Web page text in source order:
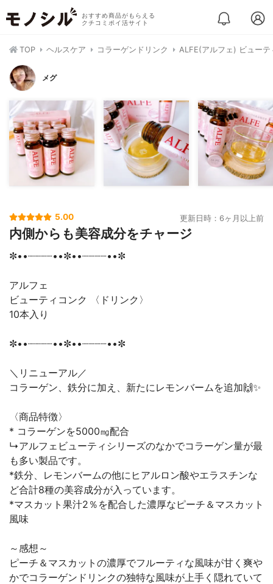
おすすめ商品がもらえる
クチコミポイ活サイト
TOP ヘルスケア コラーゲンドリンク ALFE(アルフェ) ビュー
メグ
5.00 更新日時：6ヶ月以上前
内側からも美容成分をチャージ
✼••┈┈┈┈••✼••┈┈┈┈••✼
アルフェ
ビューティコンク 〈ドリンク〉
10本入り
✼••┈┈┈┈••✼••┈┈┈┈••✼
＼リニューアル／
コラーゲン、鉄分に加え、新たにレモンバームを追加🙌✨
〈商品特徴〉
* コラーゲンを5000㎎配合
↳アルフェビューティシリーズのなかでコラーゲン量が最
も多い製品です。
*鉄分、レモンバームの他にヒアルロン酸やエラスチンな
ど合計8種の美容成分が入っています。
*マスカット果汁2％を配合した濃厚なピーチ＆マスカット
風味
～感想～
ピーチ＆マスカットの濃厚でフルーティな風味が甘く爽や
かでコラーゲンドリンクの独特な風味が上手く隠れていて